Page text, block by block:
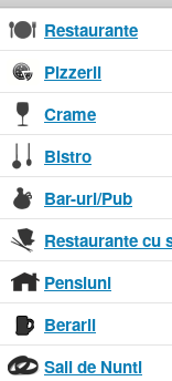
Restaurante
Pizzerii
Crame
Bistro
Bar-uri/Pub
Restaurante cu
Pensiuni
Berarii
Sali de Nunti